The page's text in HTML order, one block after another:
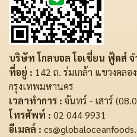
บริษัท โกลบอล โอเชี่ยน ฟู้ดส์ จ
ที่อยู่ : 142 ถ. ร่มเกล้า แขวงคลอ
กรุงเทพมหานคร
เวลาทำการ : จันทร์ - เสาร์
โทรศัพท์ : 02 044 9931
อีเมลล์ :